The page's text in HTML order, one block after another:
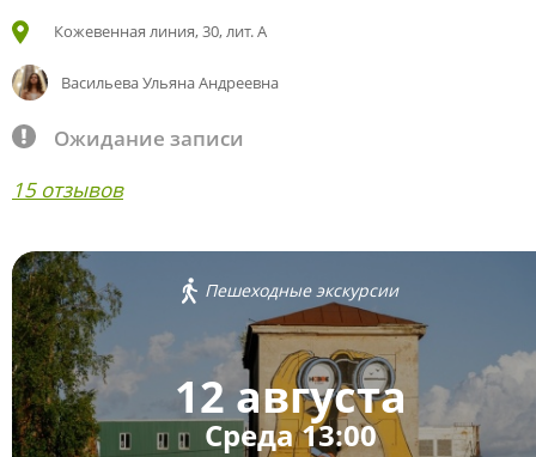
Кожевенная линия, 30, лит. А
Васильева Ульяна Андреевна
Ожидание записи
15 отзывов
Пешеходные экскурсии
12 августа
Среда 13:00